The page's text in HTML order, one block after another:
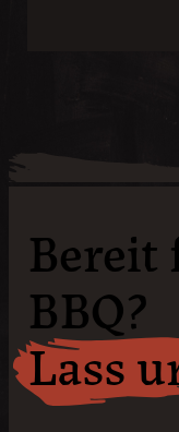
Bereit
BBQ?
Lass